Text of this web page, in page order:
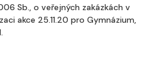
Sb., o veřejných zakázkách v
akce 25.11.20 pro Gymnázium,